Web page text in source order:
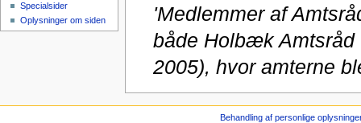
'Medlemmer af
både Holbæk
2005), hvor amterne
Specialsider
Oplysninger om siden
Behandling af personlige